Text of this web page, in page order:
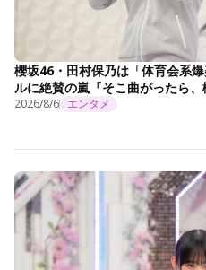
櫻坂46・田村保乃は「体育会系
ルに絶賛の嵐『そこ曲がったら
2026/8/6 エンタメ